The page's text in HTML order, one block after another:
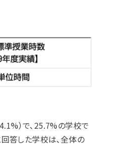
）で、25.7%の学校で
答した学校は、全体の